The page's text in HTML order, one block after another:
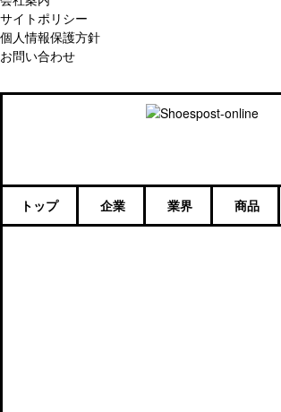
サイトポリシー
個人情報保護方針
お問い合わせ
トップ 企業 業界 商品